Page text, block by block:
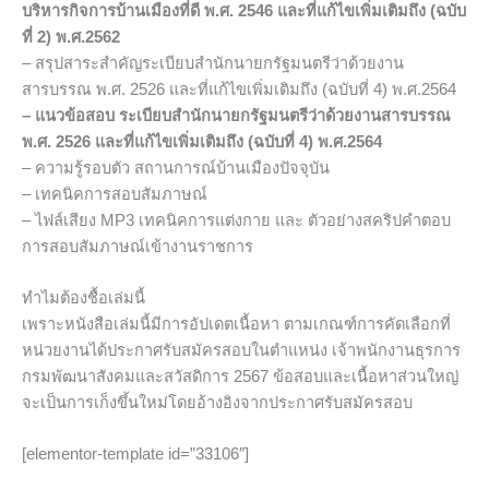
บริหารกิจการบ้านเมืองที่ดี พ.ศ. 2546 และที่แก้ไขเพิ่มเติมถึง (ฉบับ
ที่ 2) พ.ศ.2562
– สรุปสาระสำคัญระเบียบสำนักนายกรัฐมนตรีว่าด้วยงาน
สารบรรณ พ.ศ. 2526 และที่แก้ไขเพิ่มเติมถึง (ฉบับที่ 4) พ.ศ.2564
– แนวข้อสอบ ระเบียบสำนักนายกรัฐมนตรีว่าด้วยงานสารบรรณ
พ.ศ. 2526 และที่แก้ไขเพิ่มเติมถึง (ฉบับที่ 4) พ.ศ.2564
– ความรู้รอบตัว สถานการณ์บ้านเมืองปัจจุบัน
– เทคนิคการสอบสัมภาษณ์
– ไฟล์เสียง MP3 เทคนิคการแต่งกาย และ ตัวอย่างสคริปคำตอบ
การสอบสัมภาษณ์เข้างานราชการ
ทำไมต้องชื้อเล่มนี้
เพราะหนังสือเล่มนี้มีการอัปเดตเนื้อหา ตามเกณฑ์การคัดเลือกที่
หน่วยงานได้ประกาศรับสมัครสอบในตำแหน่ง เจ้าพนักงานธุรการ
กรมพัฒนาสังคมและสวัสดิการ 2567 ข้อสอบและเนื้อหาส่วนใหญ่
จะเป็นการเก็งขึ้นใหม่โดยอ้างอิงจากประกาศรับสมัครสอบ
[elementor-template id=”33106″]